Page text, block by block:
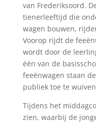
van Frederiksoord.
tienerleeftijd die
wagen bouwen,
Voorop rijdt de
wordt door de
één van de
feeënwagen staan
publiek toe te
Tijdens het
zien, waarbij de